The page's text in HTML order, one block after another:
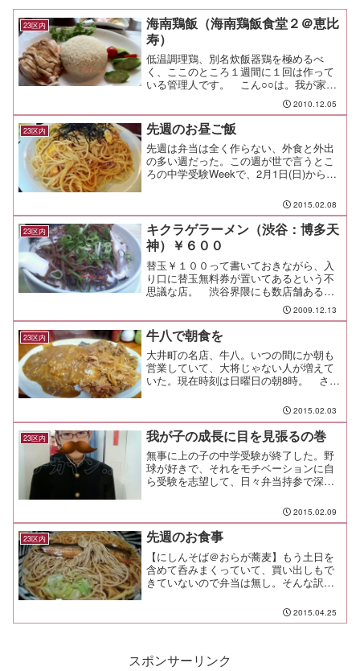
23区内
海南鶏飯（海南鶏飯食堂２＠恵比
寿）
低温調理鶏、別名炊飯器鶏を極めるべ
く、ここのところ１週間に１回は作って
いる管理人です。 こん○○は。我が家で
は鍋用の保温プレートを使って低温調理
をするんだけど、鶏を暖めたときに出る
スープでご飯を炊いて、鶏肉をその上に
乗せてタレをかけて食べて...
2010.12.05
23区内 先週のお昼ご飯
先週は弁当は全く作らない、外食と外出
の多い週だった。この週が世で言うとこ
ろの中学受験Weekで、2月1日(日)から1
濤の勢いで予定されている。本命校の他
に、ちょいと背伸びしたチャレンジ校と
か、とにかく埼玉...
2015.02.08
23区内
キクラゲラーメン（渋谷：博多天
神）￥６００
替玉￥１００って書いておきながら、入
り口に替玉無料券が置いてあるという不
思議な店。 渋谷界隈にも数店舗あるよ
うですが、よく足を運ぶのは渋谷マーク
シティと国道２４６の間にある店舗。東
京都渋谷区道玄坂1-5-4照力ビル 1Fとに
かくこの店は普通...
2009.12.13
23区内 牛八で朝食を
大井町の名店、牛八。いつの間にか朝も
営業していて、大将じゃない人が増えて
いた。現在時刻は日曜日の朝8時。 さす
人はいないようだ。 入店時も、周囲の
通勤客が「え、オマエ朝からココ入るわ
け？マジで？」みたいな...
2015.02.03
23区内 我が子の成長に目を見張るの巻
無事に上の子の中学受験が終了した。野
球が好きで、それをモチベーションに自
ら受験を志望して、日々弁当持参で深夜
したことは賞賛に値する。でも、やっと
入り口を通過する段階。全ては今から始
まる。入り口通過の準備と...
2015.02.09
23区内 先週のお食事
【にしんそば＠おらが蕎麦】もう土日を
含めて呑みまくっていて、買い出しもで
きていないので弁当は無し。そんな訳
た鰊と、蕎麦は良い組み合わせだ。【パ
パ弁当】そんな日でも子供の弁当はちゃ
2015.04.25
スポンサーリンク